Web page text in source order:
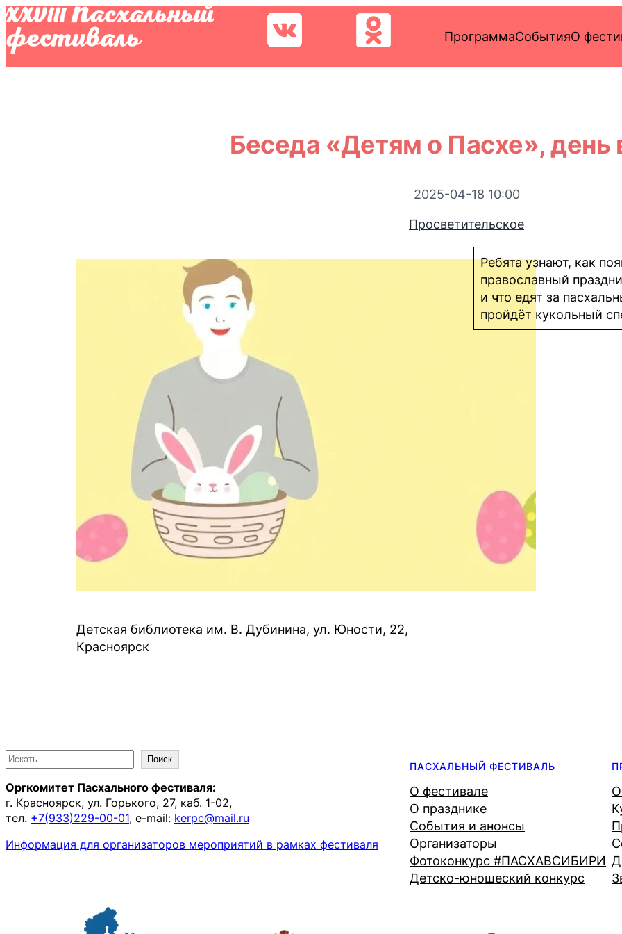
ПрограммаСобытияО
Беседа «Детям о Пасхе», день
2025-04-18 10:00
Просветительское
Детская библиотека им. В. Дубинина, ул. Юности, 22,
Красноярск
Ребята узнают, как
православный
и что едят за
пройдёт кукольный
П
и
с
Поиск
Оргкомитет Пасхального фестиваля:
г. Красноярск, ул. Горького, 27, каб. 1-02,
тел. +7(933)229-00-01, e-mail: kerpc@mail.ru
Информация для организаторов мероприятий в рамках фестиваля
ПАСХАЛЬНЫЙ ФЕСТИВАЛЬ
О фестивале
О празднике
События и анонсы
Организаторы
Фотоконкурс #ПАСХАВСИБИРИ
Детско-юношеский конкурс